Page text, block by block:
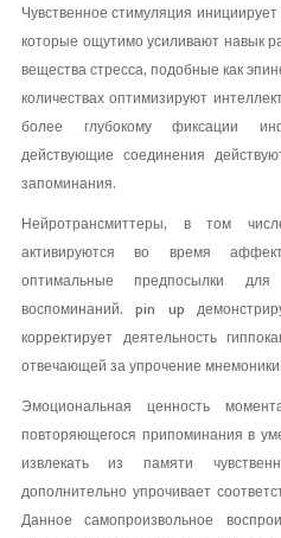
Чувственное стимуляция
которые ощутимо усиливают навык
вещества стресса, подобные как
количествах оптимизируют
более глубокому фиксации
действующие соединения
запоминания.
Нейротрансмиттеры, в том
активируются во время
оптимальные предпосылки для
воспоминаний. pin up
корректирует деятельность
отвечающей за упрочение мнемоники.
Эмоциональная ценность
повторяющегося припоминания в
извлекать из памяти
дополнительно упрочивает
Данное самопроизвольное